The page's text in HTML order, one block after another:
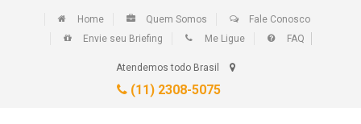
Home Quem Somos
Fale Conosco
Envie seu Briefing
Me Ligue FAQ
Atendemos todo Brasil
(11) 2308-5075